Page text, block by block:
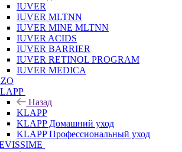
IUVER
IUVER MLTNN
IUVER MINE MLTNN
IUVER ACIDS
IUVER BARRIER
IUVER RETINOL PROGRAM
IUVER MEDICA
Назад
KLAPP
KLAPP Домашний уход
KLAPP Профессиональный уход